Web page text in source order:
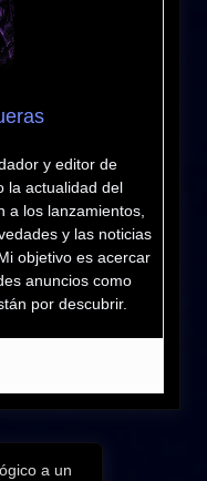
y editor de
la actualidad del
a los lanzamientos,
y las noticias
objetivo es acercar
anuncios como
por descubrir.
a un